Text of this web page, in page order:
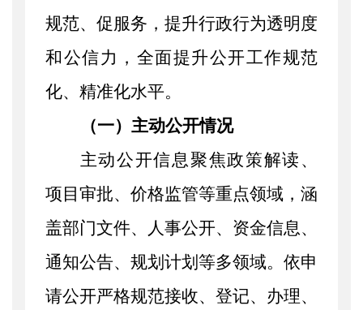
规范、促服务，提升行政行为透明度
和公信力， 全面提升公开工作规范
化、精准化水平。
（一）主动公开情况
主动公开信息聚焦政策解读、
项目审批、价格监管等重点领域， 涵
盖部门文件、人事公开、资金信息、
通知公告、规划计划等多领域。 依申
请公开严格规范接收、登记、办理、